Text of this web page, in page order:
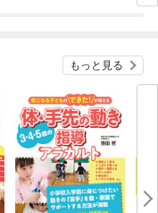
今
もっと見る